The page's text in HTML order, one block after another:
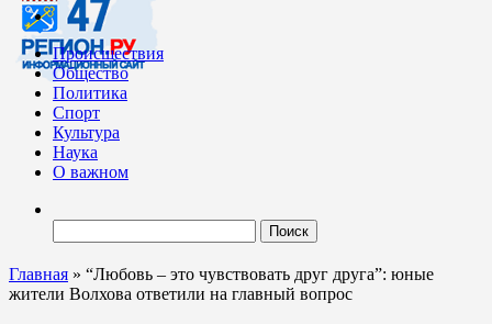
Происшествия
Общество
Политика
Спорт
Культура
Наука
О важном
Главная » “Любовь – это чувствовать друг друга”: юные
жители Волхова ответили на главный вопрос